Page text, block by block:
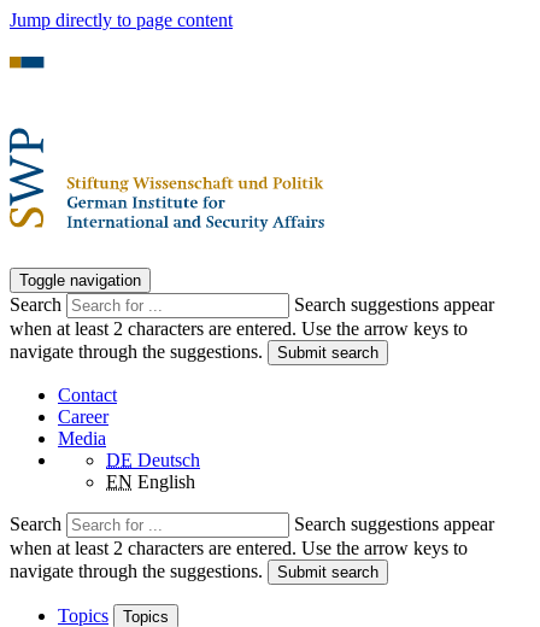
Jump directly to page content
Toggle navigation
Search
Search suggestions appear
when at least 2 characters are entered. Use the arrow keys to
navigate through the suggestions.
Submit search
Contact
Career
Media
DE Deutsch
EN English
Search
Search suggestions appear
when at least 2 characters are entered. Use the arrow keys to
navigate through the suggestions.
Submit search
Topics
Topics